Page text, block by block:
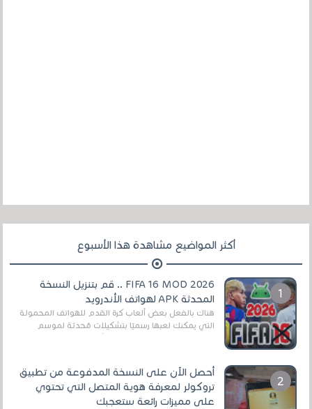
أكثر المواضيع مشاهدة هذا الأسبوع
FIFA 16 MOD 2026 .. قم بتنزيل النسخة
المحدثة APK لهواتف الأندرويد
هناك بالفعل بعض ألعاب كرة القدم للهواتف المحمولة
التي يمكنك لعبها رسميًا بتشكيلات مُحدثة لموسم
أحصل الآن على النسخة المدفوعة من تطبيق
تروكولر لمعرفة هوية المتصل التي تحتوي
على مميزات رائعة ستعجبك